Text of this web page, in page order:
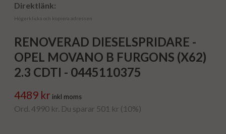
Direktlänk:
Högerklicka och kopiera adressen
RENOVERAD DIESELSPRIDARE -
OPEL MOVANO B FURGONS (X62)
2.3 CDTI - 0445110375
4489 kr inkl moms
Ord. 4990 kr. Du sparar 501 kr (10%)